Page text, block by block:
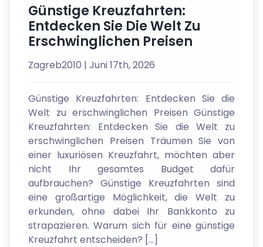
Günstige Kreuzfahrten:
Entdecken Sie Die Welt Zu
Erschwinglichen Preisen
Zagreb2010 | Juni 17th, 2026
Günstige Kreuzfahrten: Entdecken Sie die
Welt zu erschwinglichen Preisen Günstige
Kreuzfahrten: Entdecken Sie die Welt zu
erschwinglichen Preisen Träumen Sie von
einer luxuriösen Kreuzfahrt, möchten aber
nicht Ihr gesamtes Budget dafür
aufbrauchen? Günstige Kreuzfahrten sind
eine großartige Möglichkeit, die Welt zu
erkunden, ohne dabei Ihr Bankkonto zu
strapazieren. Warum sich für eine günstige
Kreuzfahrt entscheiden? […]